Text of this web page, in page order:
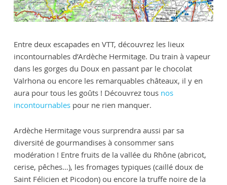
Entre deux escapades en VTT, découvrez les lieux
incontournables d’Ardèche Hermitage. Du train à vapeur
dans les gorges du Doux en passant par le chocolat
Valrhona ou encore les remarquables châteaux, il y en
aura pour tous les goûts ! Découvrez tous nos
incontournablespour ne rien manquer.
Ardèche Hermitage vous surprendra aussi par sa
diversité de gourmandises à consommer sans
modération ! Entre fruits de la vallée du Rhône (abricot,
cerise, pêches…), les fromages typiques (caillé doux de
Saint Félicien et Picodon) ou encore la truffe noire de la